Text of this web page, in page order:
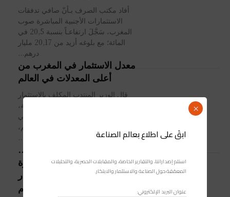
أفاد مكتب الصرف بـأنّ صافي تدفقات
الاستثمارات الأجنبية المباشرة صوب
المغرب، سَجَّلَ ارتفاعـاً بنسبة 20,5 في
المائة؛ مع بلوغه أزيد من 20,17 مليار
درهم...
معدل الاستثمار في المغرب من
أعلى المعدلات في العالم
قال الوزير المنتدب المكلف بالاستثمار
والإلتقائية وتقييم السياسات العمومية،
محسن جازولي، إن نسبة الاستثمار في
المغرب من أعلى المعدلات في العالم،
ارتفعت مقارنة بـ2020..
الاستثمارات الأجنبية المباشرة
تتدفق على المغرب بـ15 مليار
درهم
ابقَ على اطلاع بعالم الصناعة
استلم إصداراتنا، والتقارير الخاصة، والمقابلات الحصرية، والتحليلات
المعمّقة حول الصناعة والاستثمار والابتكار.
عنوان البريد الإلكتروني:
×